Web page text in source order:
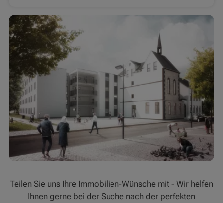
Teilen Sie uns Ihre Immobilien-Wünsche mit - Wir helfen
Ihnen gerne bei der Suche nach der perfekten